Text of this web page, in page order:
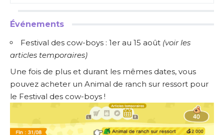
Événements
Festival des cow-boys : 1er au 15 août (voir les
articles temporaires)
Une fois de plus et durant les mêmes dates, vous
pouvez acheter un Animal de ranch sur ressort pour
le Festival des cow-boys !